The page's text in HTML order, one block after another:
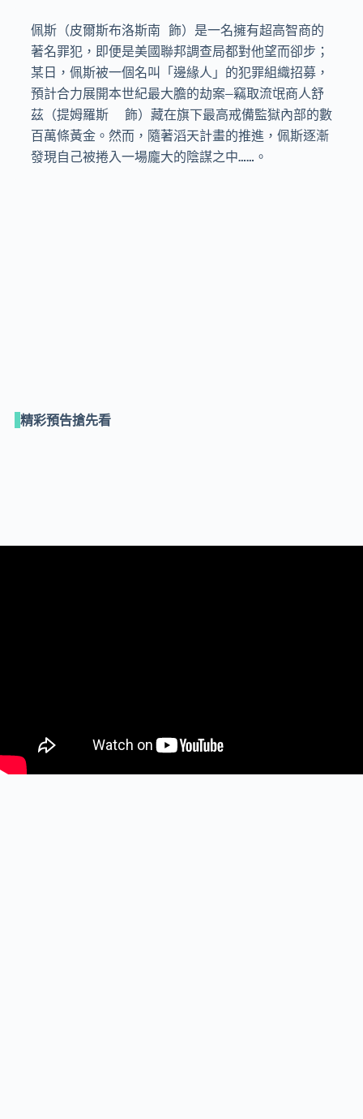
佩斯（皮爾斯布洛斯南 飾）是一名擁有超高智商的
著名罪犯，即便是美國聯邦調查局都對他望而卻步；
某日，佩斯被一個名叫「邊緣人」的犯罪組織招募，
預計合力展開本世紀最大膽的劫案—竊取流氓商人舒
茲（提姆羅斯  飾）藏在旗下最高戒備監獄內部的數
百萬條黃金。然而，隨著滔天計畫的推進，佩斯逐漸
發現自己被捲入一場龐大的陰謀之中……。
精彩預告搶先看